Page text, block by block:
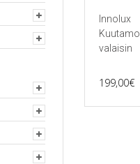
Innolux
valaisin
199,00€